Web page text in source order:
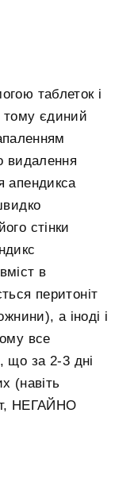
таблеток і
тому єдиний
видалення
апендикса
стінки
в
перитоніт
а іноді і
все
що за 2-3 дні
(навіть
НЕГАЙНО